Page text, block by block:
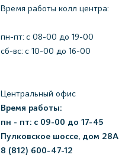
Время работы колл центра:
пн-пт: c 08-00 до 19-00
сб-вс: с 10-00 до 16-00
Центральный офис
Время работы:
пн - пт: с 09-00 до 17-45
Пулковское шоссе, дом 28А
8 (812) 600-47-12